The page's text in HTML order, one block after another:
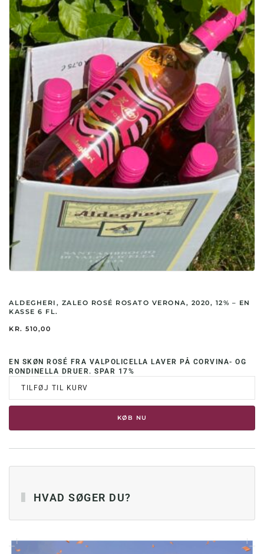
ALDEGHERI, ZALEO ROSÉ ROSATO VERONA, 2020, 12% – EN
KASSE 6 FL.
KR. 510,00
EN SKØN ROSÉ FRA VALPOLICELLA LAVER PÅ CORVINA- OG
RONDINELLA DRUER. SPAR 17%
TILFØJ TIL KURV
KØB NU
HVAD SØGER DU?